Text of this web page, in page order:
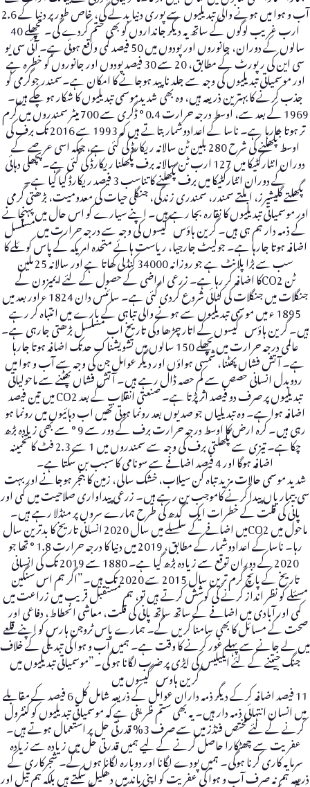
آب و ہوا میں ہونے والی تبدیلیوں سے پوری دنیا بدلے گی، خاص طور پر دنیا کے 2.6
ارب غریب لوگوں کے ساتھ یہ دیگر جانداروں کو بھی ختم کردے گی۔ پچھلے 40
سالوں کے دوران، جانوروں اور پودوں میں 50 فیصد کمی واقع ہوئی ہے۔ آئی سی یو
سی این کی رپورٹ کے مطابق، 20 سے 30 فیصد پودوں اور جانوروں کو خطرہ ہے
اور موسمیاتی تبدیلیوں کی وجہ سے جلد ناپید ہوجانے کا امکان ہے۔سمندر جوگرمی کو
جذب کرنے کا بہترین ذریعہ ہیں، وہ بھی شدیدموسمی تبدیلیوں کا شکار ہو چکے ہیں۔
1969 کے بعد سے، اوسط درجہ حرارت 0.4 ° ڈگری سے 700 میٹر سمندروں میں گرم
تر ہوتا جارہا ہے۔ ناسا کے اعدادوشمار بتاتے ہیں کہ 1993 سے 2016 تک برف کی
اوسط پگھلنے کی شرح 280 بلین ٹن سالانہ ریکارڈ کی گئی ہے، جبکہ اسی عرصے کے
دوران انٹارکٹیکا میں 127 ارب ٹن سالانہ برف پگھلنا ریکارڈ کی گئی ہے۔پچھلی دہائی
کے دوران انٹارکٹیکا میں برف پگھلنے کا تناسب 3 فیصد ریکارڈ کیا گیا ہے۔
پگھلتے گلیشیرز، ابلتے سمندر، سمندری زندگی، جنگلی حیات کی معدومیت، بڑھتی گرمی
اور موسمیاتی تبدیلیوں کا نقارہ بجا رہے ہیں۔ اپنے سیارے کو اس حال میں پہنچانے
کے ذمہ دار ہم ہی ہیں۔ گرین ہاؤس گیسوں کی وجہ سے درجہ حرارت میں مسلسل
اضافہ ہوتا جارہا ہے۔ جولیٹ جارجیا، ریاست ہائے متحدہ امریکہ کے پاس کوئلے کا
سب سے بڑا پلانٹ ہے جو روزانہ 34000 کنڈلی کھاتا ہے اور سالانہ 25 ملین
ٹن CO2کا اضافہ کر رہا ہے۔ زرعی اراضی کے حصول کے لئے ایمیزون کے
جنگلات میں جنگلات کی کٹائی شروع کردی گئی ہے۔ سائنس دان 1824 ء اور بعد میں
1895 ء میں موسمی تبدیلیوں سے ہونے والی تباہی کے بارے میں انتباہ کر رہے
ہیں۔ گرین ہاؤس گیسوں کے اتار چڑھا وکی تاریخ اب مسلسل بڑھتی جارہی ہے۔
عالمی درجہ حرارت میں پچھلے 150 سالوں میں تشویشناک حدتک اضافہ ہوتا جارہا
ہے۔ آتش فشاں پھٹنا، شمسی ہواؤں اور دیگر عوامل جن کی وجہ سے آب و ہوا میں
ردوبدل انسانی حصص سے کم حصہ ڈال رہے ہیں۔ آتش فشاں پھٹنے سے ماحولیاتی
تبدیلیوں پر صرف دو فیصد اثر پڑتا ہے۔ صنعتی انقلاب کے بعد CO2 میں تین فیصد
اضافہ ہوا ہے۔ وہ تبدیلیاں جو صدیوں بعد رونما ہوتی تھیں اب دہائیوں میں رونما ہو
رہی ہیں۔ کرہ ارض کا اوسط درجہ حرارت برف کے دور سے 9 ° سے بھی زیادہ بڑھ
چکاہے۔ تیزی سے پگھلتی برف کی وجہ سے سمندروں میں 1 سے 2.3 فٹ کا تخمینہ
اضافہ ہوگا اور 4 فیصد اضافے سے سونامی کا سبب بن سکتا ہے۔
شدید موسمی حالات مزید تباہ کن سیلاب، خشک سالی، زمین کا بنجر ہوجانے اور بہت
سی بیماریاں پیدا کرنے کاموجب بن رہے ہیں۔ زرعی پیداواری صلاحیت میں کمی اور
پانی کی قلت کے خطرات ایک گدھ کی طرح ہمارے سروں پر منڈلا رہے ہیں۔
ماحول میں CO2میں اضافے کے سلسلے میں سال 2020 انسانی تاریخ کا بدترین سال
رہا۔ ناسا کے اعدادوشمار کے مطابق، 2019 میں دنیا کا درجہ حرارت 1.8 ° تھا جو
2020 کے دوران توقع سے زیادہ بڑھ گیا ہے۔ 1880 سے 2019 تک کی انسانی
تاریخ کے پانچ گرم ترین سال 2015 سے 2020 تک ہیں۔”اگر ہم اس سنگین
مسئلے کو نظر انداز کرنے کی کوشش کرتے ہیں تو، ہم مستقبل قریب میں زراعت میں
کمی اور آبادی میں اضافے کے ساتھ ساتھ پانی کی قلت، معاشی انحطاط، دفاعی اور
صحت کے مسائل کا بھی سامنا کریں گے۔ ہمارے پاس ٹروجن ہارس کو اپنے قلعے
میں لے جانے سے پہلے غور کرنے کا وقت ہے۔ ہمیں آب و ہوا کی تبدیلی کے خلاف
جنگ جیتنے کے لئے ایکیلیس کی ایڑی پر ضرب لگانا ہو گی۔”موسمیاتی تبدیلیوں میں
گرین ہاوس گیسوں میں
11 فیصد اضافہ کرکے دیگر ذمہ داران عوامل کے ذریعہ شامل کُل 6 فیصد کے مقابلے
میں انسان انتہائی ذمہ دار ہیں۔ یہ بھی ستم ظریفی ہے کہ موسمیاتی تبدیلیوں کو کنٹرول
کرنے کے لئے مختص فنڈز میں سے صرف 3% قدرتی حل پر استعمال ہوتے ہیں۔
عفریت سے چھٹکارا حاصل کرنے کے لیے ہمیں قدرتی حل میں زیادہ سے زیادہ
سرمایہ کاری کرنا ہوگی۔ ہمیں پودے لگانا اور دوبارہ لگانا ہوں گے۔ شجرکاری کے
ذریعہ ہم نہ صرف آب و ہوا کی عفریت کو اپنی ماند میں دھکیل سکتے ہیں بلکہ ہم تیل اور